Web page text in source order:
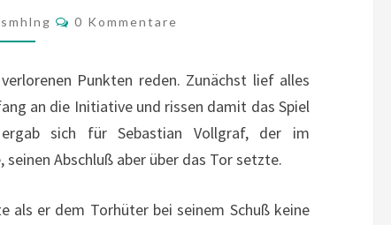
(2:0)
Kommentare
0 Kommentare
Punkten reden. Zunächst lief alles
an die Initiative und rissen damit das Spiel
sich für Sebastian Vollgraf, der im
Abschluß aber über das Tor setzte.
als er dem Torhüter bei seinem Schuß keine